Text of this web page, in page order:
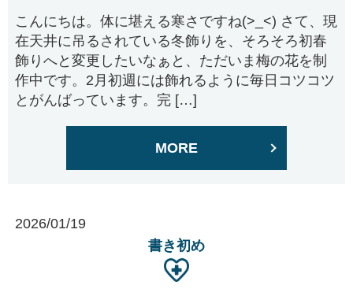
こんにちは。体に堪える寒さですね(>_<) さて、現
在天井に吊るされている冬飾りを、そろそろ初春
飾りへと変更したいなぁと、ただいま梅の花を制
作中です。2月初週には飾れるように毎日コツコツ
とがんばっています。完 […]
MORE
2026/01/19
書き初め